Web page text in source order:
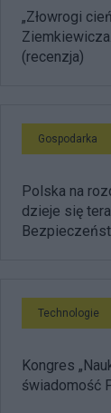
„Złowrogi
(recenzja)
Gospodarka
Polska na
dzieje się
Technologie
Kongres
świadomość